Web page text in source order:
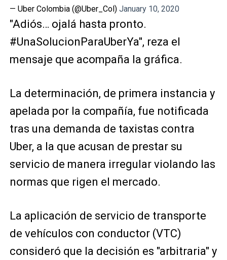
— Uber Colombia (@Uber_Col) January 10, 2020
"Adiós… ojalá hasta pronto.
#UnaSolucionParaUberYa", reza el
mensaje que acompaña la gráfica.
La determinación, de primera instancia y
apelada por la compañía, fue notificada
tras una demanda de taxistas contra
Uber, a la que acusan de prestar su
servicio de manera irregular violando las
normas que rigen el mercado.
La aplicación de servicio de transporte
de vehículos con conductor (VTC)
consideró que la decisión es "arbitraria" y